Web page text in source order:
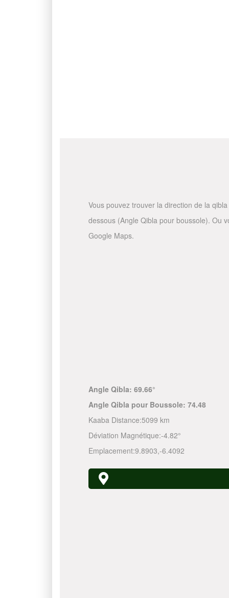
Vous pouvez trouver la direction de la
dessous (Angle Qibla pour boussole). Ou
Google Maps.
Angle Qibla: 69.66°
Angle Qibla pour Boussole: 74.48
Kaaba Distance:5099 km
Déviation Magnétique:-4.82°
Emplacement:9.8903,-6.4092